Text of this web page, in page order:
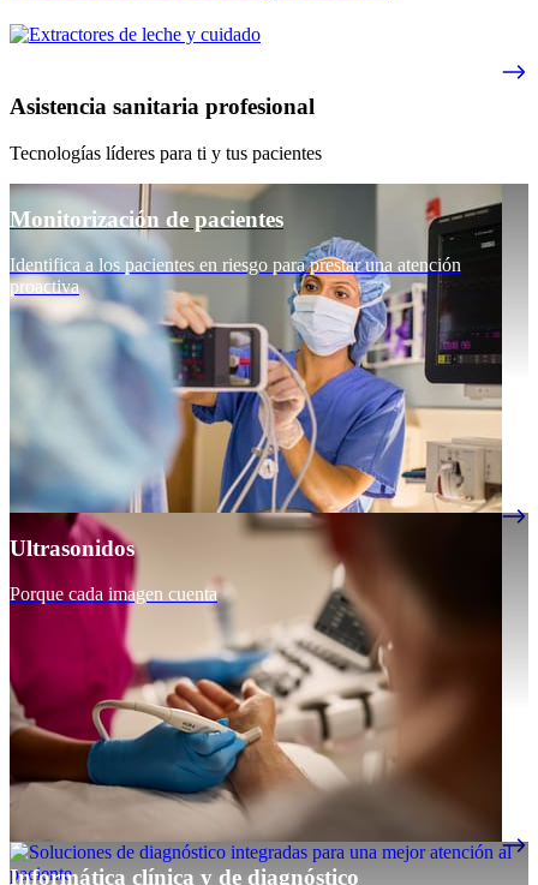
Asistencia sanitaria profesional
Tecnologías líderes para ti y tus pacientes
Monitorización de pacientes
Identifica a los pacientes en riesgo para prestar una atención
proactiva
Ultrasonidos
Porque cada imagen cuenta
Informática clínica y de diagnóstico